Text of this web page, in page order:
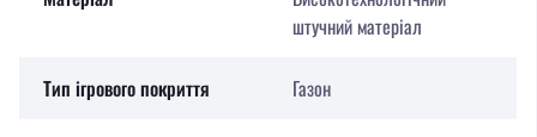
штучний матеріал
Тип ігрового покриття Газон